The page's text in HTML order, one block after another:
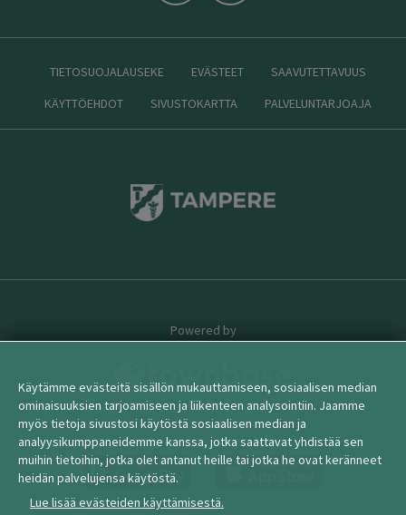
TIETOSUOJALAUSEKE EVÄSTEET
SAAVUTETTAVUUS
KÄYTTÖEHDOT
SIVUSTOKARTTA PALVELUNTARJOAJA
Powered by
© 2026 townbase
Käytämme evästeitä sisällön mukauttamiseen, sosiaalisen median
ominaisuuksien tarjoamiseen ja liikenteen analysointiin. Jaamme
myös tietoja sivustosi käytöstä sosiaalisen median ja
analyysikumppaneidemme kanssa, jotka saattavat yhdistää sen
muihin tietoihin, jotka olet antanut heille tai jotka he ovat keränneet
heidän palvelujensa käytöstä.
Lue lisää evästeiden käyttämisestä.